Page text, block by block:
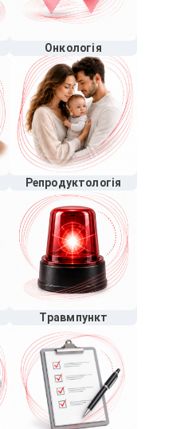
Онкологія
Репродуктологія
Травмпункт